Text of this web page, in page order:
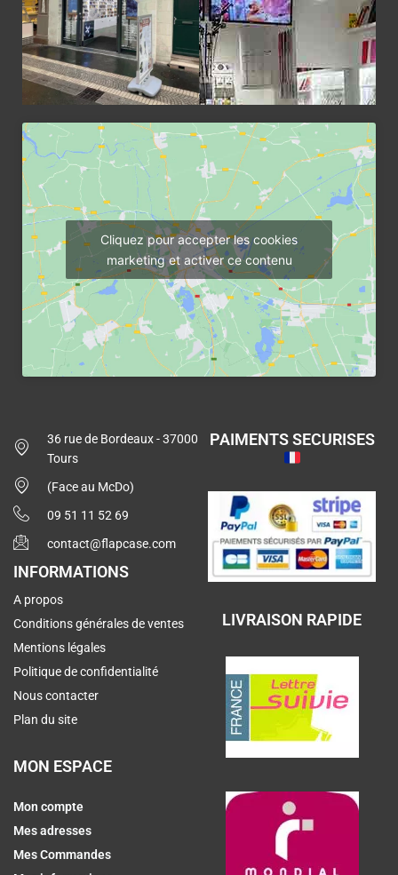
Cliquez pour accepter les cookies
marketing et activer ce contenu
36 rue de Bordeaux - 37000
Tours
(Face au McDo)
09 51 11 52 69
contact@flapcase.com
INFORMATIONS
A propos
Conditions générales de ventes
Mentions légales
Politique de confidentialité
Nous contacter
Plan du site
MON ESPACE
Mon compte
Mes adresses
Mes Commandes
PAIMENTS SECURISES
LIVRAISON RAPIDE